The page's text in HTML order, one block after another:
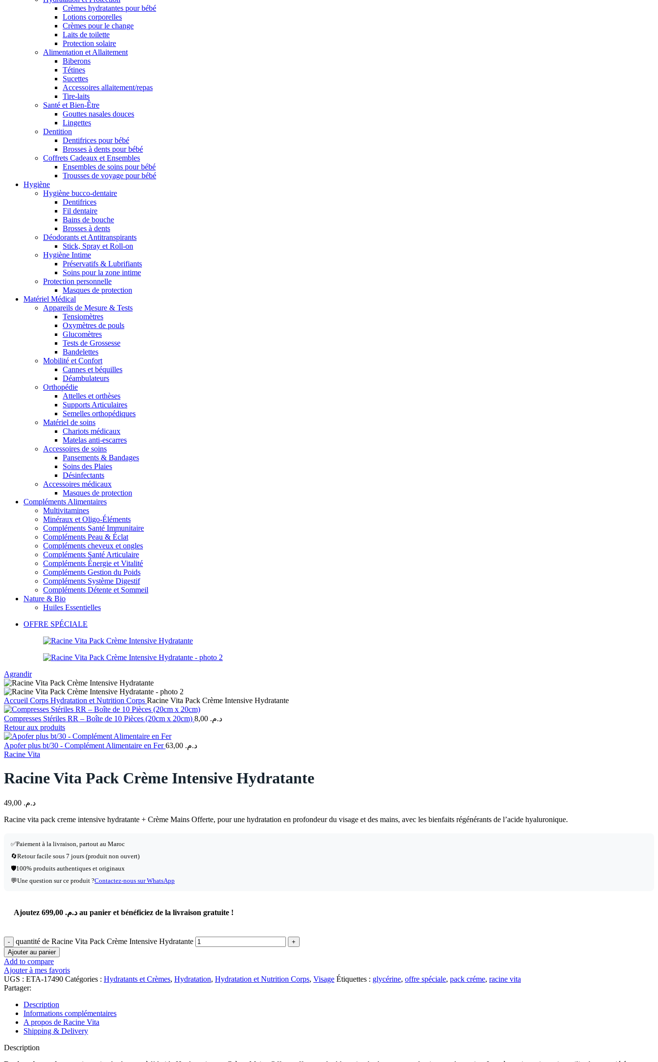
Crèmes hydratantes pour bébé
Lotions corporelles
Crèmes pour le change
Laits de toilette
Protection solaire
Alimentation et Allaitement
Biberons
Tétines
Sucettes
Accessoires allaitement/repas
Tire-laits
Santé et Bien-Être
Gouttes nasales douces
Lingettes
Dentition
Dentifrices pour bébé
Brosses à dents pour bébé
Coffrets Cadeaux et Ensembles
Ensembles de soins pour bébé
Trousses de voyage pour bébé
Hygiène
Hygiène bucco-dentaire
Dentifrices
Fil dentaire
Bains de bouche
Brosses à dents
Déodorants et Antitranspirants
Stick, Spray et Roll-on
Hygiène Intime
Préservatifs & Lubrifiants
Soins pour la zone intime
Protection personnelle
Masques de protection
Matériel Médical
Appareils de Mesure & Tests
Tensiomètres
Oxymètres de pouls
Glucomètres
Tests de Grossesse
Bandelettes
Mobilité et Confort
Cannes et béquilles
Déambulateurs
Orthopédie
Attelles et orthèses
Supports Articulaires
Semelles orthopédiques
Matériel de soins
Chariots médicaux
Matelas anti-escarres
Accessoires de soins
Pansements & Bandages
Soins des Plaies
Désinfectants
Accessoires médicaux
Masques de protection
Compléments Alimentaires
Multivitamines
Minéraux et Oligo-Éléments
Compléments Santé Immunitaire
Compléments Peau & Éclat
Compléments cheveux et ongles
Compléments Santé Articulaire
Compléments Énergie et Vitalité
Compléments Gestion du Poids
Compléments Système Digestif
Compléments Détente et Sommeil
Nature & Bio
Huiles Essentielles
OFFRE SPÉCIALE
Agrandir
Accueil Corps Hydratation et Nutrition Corps Racine Vita Pack Crème Intensive Hydratante
Compresses Stériles RR – Boîte de 10 Pièces (20cm x 20cm) د.م.
Retour aux produits
Apofer plus bt/30 - Complément Alimentaire en Fer د.م.
Racine Vita
Racine Vita Pack Crème Intensive Hydratante
د.م.
Racine vita pack creme intensive hydratante + Crème Mains Offerte, pour une hydratation en profondeur du visage et des mains, avec les bienfaits régénérants de l’acide hyaluronique.
✅Paiement à la livraison, partout au Maroc
🔄Retour facile sous 7 jours (produit non ouvert)
🛡️100% produits authentiques et originaux
💬Une question sur ce produit ?Contactez-nous sur WhatsApp
Ajoutez د.م. au panier et bénéficiez de la livraison gratuite !
quantité de Racine Vita Pack Crème Intensive Hydratante
Ajouter au panier
Add to compare
Ajouter à mes favoris
UGS : ETA-17490 Catégories : Hydratants et Crèmes, Hydratation, Hydratation et Nutrition Corps, Visage Étiquettes : glycérine, offre spéciale, pack créme, racine vita
Partager:
Description
Informations complémentaires
A propos de Racine Vita
Shipping & Delivery
Description